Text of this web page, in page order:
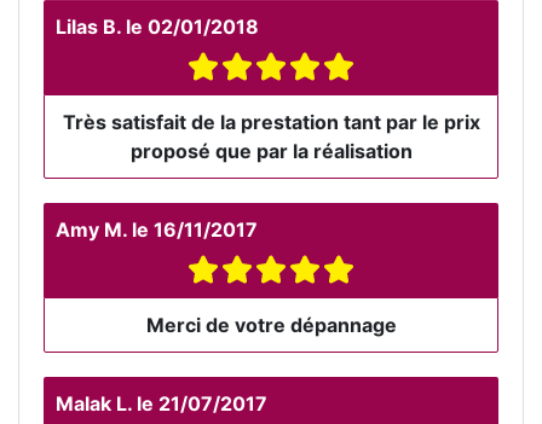
Lilas B. le 02/01/2018
Très satisfait de la prestation tant par le prix
proposé que par la réalisation
Amy M. le 16/11/2017
Merci de votre dépannage
Malak L. le 21/07/2017